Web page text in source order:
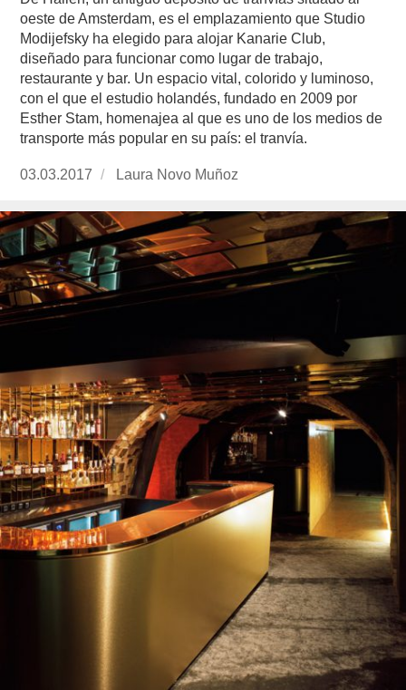
oeste de Amsterdam, es el emplazamiento que Studio
Modijefsky ha elegido para alojar Kanarie Club,
diseñado para funcionar como lugar de trabajo,
restaurante y bar. Un espacio vital, colorido y luminoso,
con el que el estudio holandés, fundado en 2009 por
Esther Stam, homenajea al que es uno de los medios de
transporte más popular en su país: el tranvía.
Publicado
03.03.2017
https://www.experimenta.es/author/laura-
munoz/
Laura Novo Muñoz